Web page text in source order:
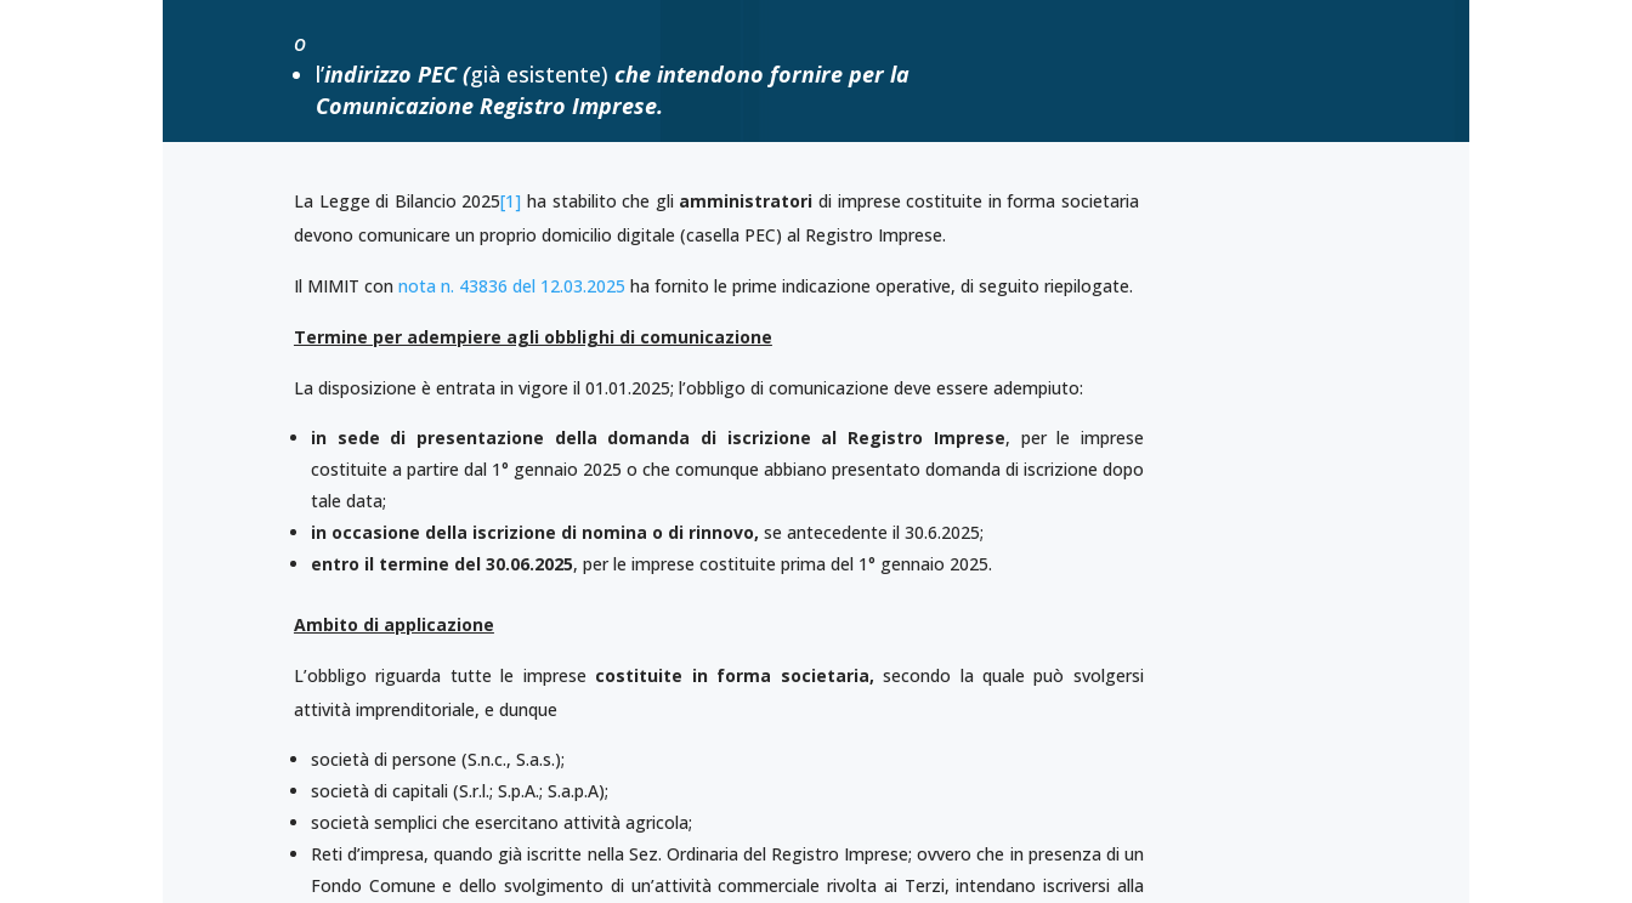
o
l’indirizzo PEC (già esistente) che intendono fornire per la
Comunicazione Registro Imprese.
La Legge di Bilancio 2025[1] ha stabilito che gli amministratori di imprese costituite in forma societaria
devono comunicare un proprio domicilio digitale (casella PEC) al Registro Imprese.
Il MIMIT con nota n. 43836 del 12.03.2025 ha fornito le prime indicazione operative, di seguito riepilogate.
Termine per adempiere agli obblighi di comunicazione
La disposizione è entrata in vigore il 01.01.2025; l’obbligo di comunicazione deve essere adempiuto:
in sede di presentazione della domanda di iscrizione al Registro Imprese, per le imprese
costituite a partire dal 1° gennaio 2025 o che comunque abbiano presentato domanda di iscrizione dopo
tale data;
in occasione della iscrizione di nomina o di rinnovo, se antecedente il 30.6.2025;
entro il termine del 30.06.2025, per le imprese costituite prima del 1° gennaio 2025.
Ambito di applicazione
L’obbligo riguarda tutte le imprese costituite in forma societaria,secondo la quale può svolgersi
attività imprenditoriale, e dunque
società di persone (S.n.c., S.a.s.);
società di capitali (S.r.l.; S.p.A.; S.a.p.A);
società semplici che esercitano attività agricola;
Reti d’impresa, quando già iscritte nella Sez. Ordinaria del Registro Imprese; ovvero che in presenza di un
Fondo Comune e dello svolgimento di un’attività commerciale rivolta ai Terzi, intendano iscriversi alla